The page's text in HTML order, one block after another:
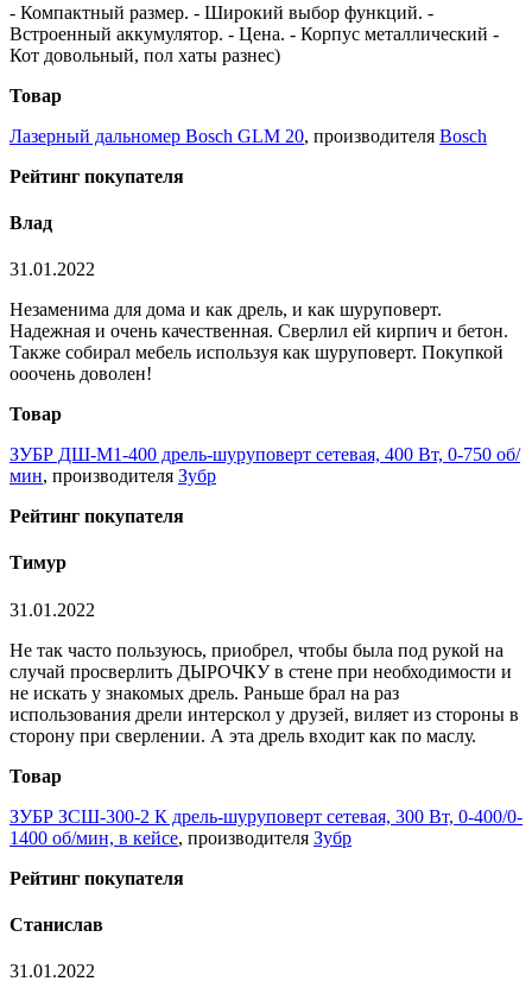
- Компактный размер. - Широкий выбор функций. -
Встроенный аккумулятор. - Цена. - Корпус металлический -
Кот довольный, пол хаты разнес)
Товар
Лазерный дальномер Bosch GLM 20, производителя Bosch
Рейтинг покупателя
Влад
31.01.2022
Незаменима для дома и как дрель, и как шуруповерт.
Надежная и очень качественная. Сверлил ей кирпич и бетон.
Также собирал мебель используя как шуруповерт. Покупкой
ооочень доволен!
Товар
ЗУБР ДШ-М1-400 дрель-шуруповерт сетевая, 400 Вт, 0-750 об/
мин, производителя Зубр
Рейтинг покупателя
Тимур
31.01.2022
Не так часто пользуюсь, приобрел, чтобы была под рукой на
случай просверлить ДЫРОЧКУ в стене при необходимости и
не искать у знакомых дрель. Раньше брал на раз
использования дрели интерскол у друзей, виляет из стороны в
сторону при сверлении. А эта дрель входит как по маслу.
Товар
ЗУБР ЗСШ-300-2 К дрель-шуруповерт сетевая, 300 Вт, 0-400/0-
1400 об/мин, в кейсе, производителя Зубр
Рейтинг покупателя
Станислав
31.01.2022